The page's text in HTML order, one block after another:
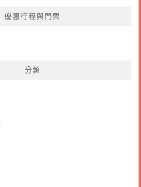
優惠行程與門票
分類